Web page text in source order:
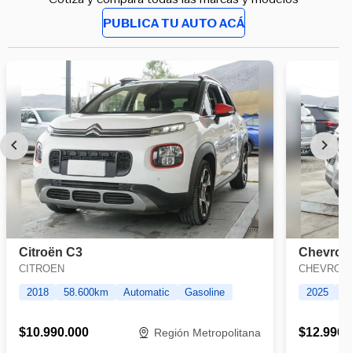
PUBLICA TU AUTO ACÁ